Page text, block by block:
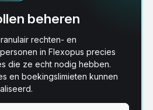
beheren
rechten- en
in Flexopus precies
die ze echt nodig hebben.
en boekingslimieten kunnen